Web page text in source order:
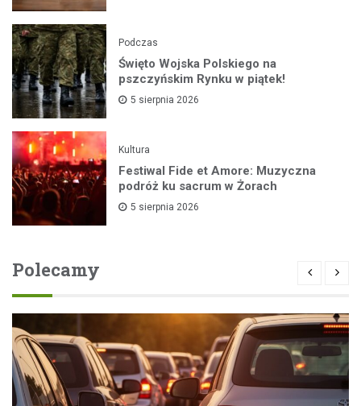
Podczas
Święto Wojska Polskiego na
pszczyńskim Rynku w piątek!
5 sierpnia 2026
Kultura
Festiwal Fide et Amore: Muzyczna
podróż ku sacrum w Żorach
5 sierpnia 2026
Polecamy